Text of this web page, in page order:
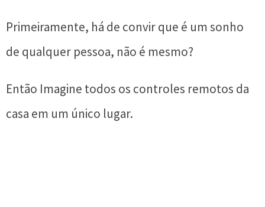
Primeiramente, há de convir que é um sonho
de qualquer pessoa, não é mesmo?
Então Imagine todos os controles remotos da
casa em um único lugar.